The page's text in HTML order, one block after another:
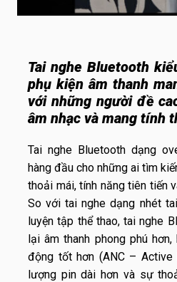
Tai nghe Bluetooth
phụ kiện âm thanh
với những người đề
âm nhạc và mang tính
Tai nghe Bluetooth dạng
hàng đầu cho những ai tìm
thoải mái, tính năng tiên tiến
So với tai nghe dạng nhét
luyện tập thể thao, tai nghe
lại âm thanh phong phú
động tốt hơn (ANC – Active
lượng pin dài hơn và sự